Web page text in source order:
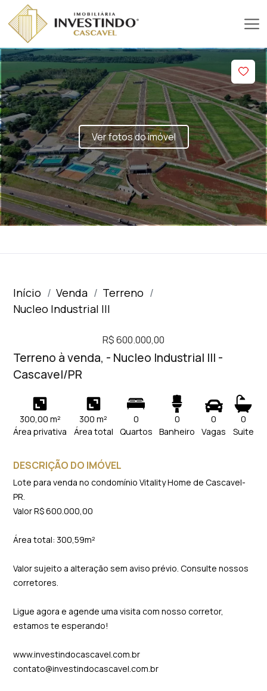
Ver fotos do imóvel
Início Venda
Terreno
Nucleo Industrial III
R$ 600.000,00
Terreno à venda, - Nucleo Industrial III -
Cascavel/PR
300,00 m²
Área privativa
300 m²
Área total
0
Quartos
0
Banheiro
0
Vagas
0
Suite
DESCRIÇÃO DO IMÓVEL
Lote para venda no condomínio Vitality Home de Cascavel-
PR.
Valor R$ 600.000,00
Área total: 300,59m²
Valor sujeito a alteração sem aviso prévio. Consulte nossos
corretores.
Ligue agora e agende uma visita com nosso corretor,
estamos te esperando!
www.investindocascavel.com.br
contato@investindocascavel.com.br